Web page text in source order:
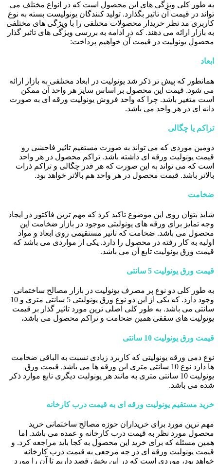
به طور کلی ویژگی های این محصول است که در انواع مختلف می
تواند در قیمت آن تاثیر بگذارد. تولید کنندگان یونولیست بسته به نوع
کاربری مد نظر خریدار محصولات مختلفی را با ویژگی های مختلفی
به بازار ارائه می دهند. که در ادامه به بررسی ویژگی های تاثیر گذار
محصول یونولیت در قیمت آن خواهیم پرداخت:
ابعاد
همانطور که پیش تر ذکر شد یونولیت در ابعاد مختلفی به بازار ارائه
می شود. قیمت این محصول بر اساس سایز هر واحد آن ممکن
است متغیر باشد. چرا که واحد فروش یونولیت ورقه ای به صورت
دانه ای در هر واحد می باشد.
تراکم یا چگالی
دومین موردی که می تواند به صورت مستقیم تاثیر فاحشی رو
قیمت یونولیت ورقه ای داشته باشد. تراکم محصول در هر واحد
است که می تواند به این صورت که هر قدر چگالی و تراکم ذرات
بالاتر باشد. قیمت محصول در هر واحد هم بالاتر خواهد بود.
ضخامت
شاید بتوان روی این موضوع تاکید کرد که مهم ترین فاکتور در ایجاد
وجه تمایز برای ورقه های یونولیتی موجود در بازار ضخامت این
محصول می باشد. ضخامت که تاثیر مستقیمی روی ابعاد و مواد
اولیه به کار رفته در محصول را دارد. یکی از مواردی می باشد که
قیمت ورق یونولیت تابع آن می باشد.
قیمت ورق یونولیت 5 سانتی
به طور کلی دو نوع پر مصرف یونولیت در بازار مصالح ساختمانی
وجود دارد. که یکی از این دو نوع ورق یونولیتی 5 سانتی متری و 10
سانتی می باشد. به طور کلی اصلی ترین مورد تاثیر گذار بر قیمت
یونولیت های سقفی همین ضخامت و تراکم محصول می باشد،
قیمت ورق یونولیت 10 سانتی
نوع دمی ورقه یونولیتی که کاربرد زیادی نسبت به الباقی ضخامت
ها دارد نوع 10 سانتی متری این ورقه ها می باشد. قیمت ورق
یونولیت 10 سانتی متری به مانند هر یونولیت دیگری تابع موارد ذکر
شده می باشد.
خرید مستقیم یونولیت ورقه ای به قیمت درب کارخانه
مهم ترین مورد برای خریداران حوزه مصالح ساختمانی خرید
محصول مورد نظر به قیمت درب کارخانه و عمده می باشد. اما
همین مسئله که برای خرید این محصول به کجا باید مراجعه کرد. و
قیمت یونولیت ورقه ای در چه مرجعی به قیمت درب کارخانه
خواهد بود، موردی است که در این بخش قصد داریم تا آن را مورد